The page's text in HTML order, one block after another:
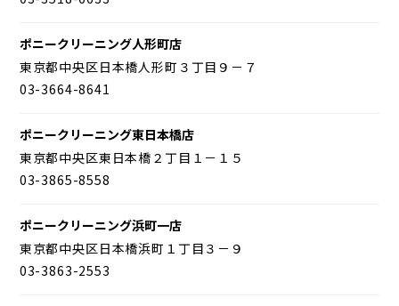
ポニークリーニング人形町店
東京都中央区日本橋人形町３丁目９－７
03-3664-8641
ポニークリーニング東日本橋店
東京都中央区東日本橋２丁目１－１５
03-3865-8558
ポニークリーニング浜町一店
東京都中央区日本橋浜町１丁目３－９
03-3863-2553